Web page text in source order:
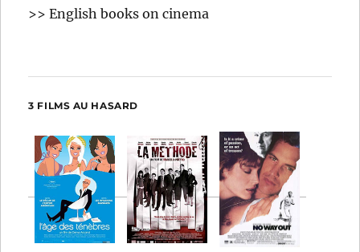
>> English books on cinema
3 FILMS AU HASARD